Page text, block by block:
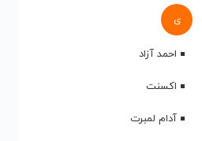
ی
احمد آزاد
اکسنت
آدام لمبرت